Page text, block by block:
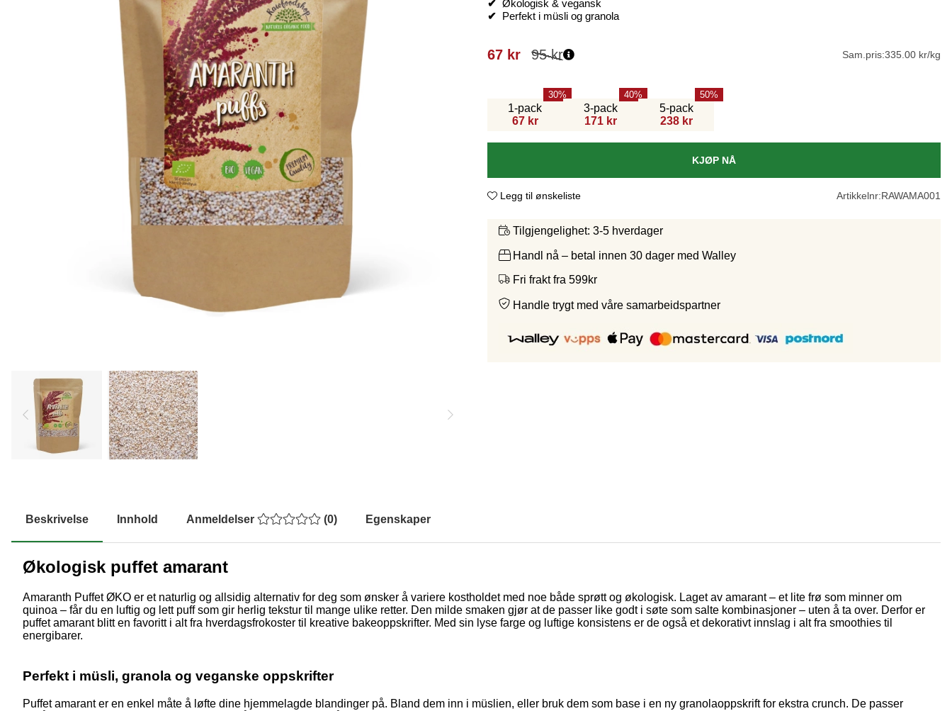
✔ Økologisk & vegansk
✔ Perfekt i müsli og granola
95kr
67 kr Sam.pris:335.00 kr/kg
1-pack
67 kr
30
3-pack
171 kr
40
5-pack
238 kr
50
KJØP NÅ
Legg til ønskeliste Artikkelnr:RAWAMA001
Tilgjengelighet: 3-5 hverdager
Handl nå – betal innen 30 dager med Walley
Fri frakt fra 599kr
Handle trygt med våre samarbeidspartner
Beskrivelse Innhold Anmeldelser (0) Egenskaper
Økologisk puffet amarant
Amaranth Puffet ØKO er et naturlig og allsidig alternativ for deg som ønsker å variere kostholdet med noe både sprøtt og økologisk. Laget av amarant – et lite frø som minner om
quinoa – får du en luftig og lett puff som gir herlig tekstur til mange ulike retter. Den milde smaken gjør at de passer like godt i søte som salte kombinasjoner – uten å ta over. Derfor er
puffet amarant blitt en favoritt i alt fra hverdagsfrokoster til kreative bakeoppskrifter. Med sin lyse farge og luftige konsistens er de også et dekorativt innslag i alt fra smoothies til
energibarer.
Perfekt i müsli, granola og veganske oppskrifter
Puffet amarant er en enkel måte å løfte dine hjemmelagde blandinger på. Bland dem inn i müslien, eller bruk dem som base i en ny granolaoppskrift for ekstra crunch. De passer